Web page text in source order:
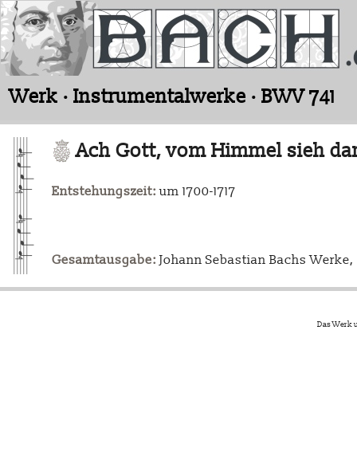
Werk · Instrumentalwerke · BWV 741
Ach Gott, vom Himmel sieh
Entstehungszeit: um 1700-1717
Gesamtausgabe: Johann Sebastian Bachs Werke,
Das Werk